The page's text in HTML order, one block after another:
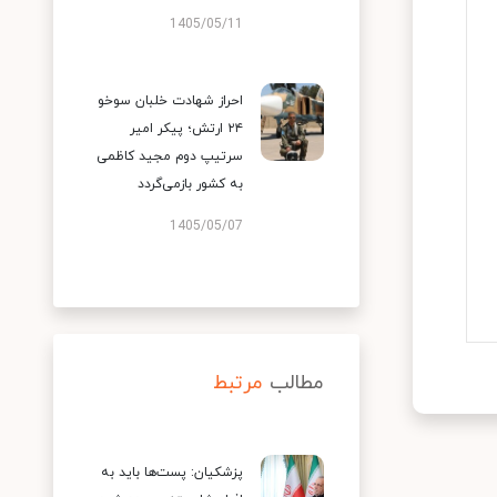
1405/05/11
احراز شهادت خلبان سوخو
۲۴ ارتش؛ پیکر امیر
سرتیپ دوم مجید کاظمی
به کشور بازمی‌گردد
1405/05/07
مطالب مرتبط
پزشکیان: پست‌ها باید به